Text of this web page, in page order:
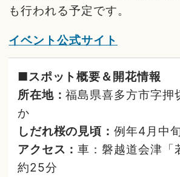
も行われる予定です。
イベント公式サイト
■スポット概要＆開花情報
所在地：福島県喜多方市字押
か
しだれ桜の見頃：例年4月中
アクセス：車：磐越道会津「
約25分